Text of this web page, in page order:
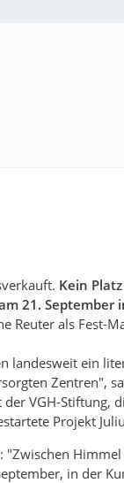
Kein
21.
Reuter als Fest-
landesweit ein
Zentren",
VGH-Stiftung,
Projekt
in der